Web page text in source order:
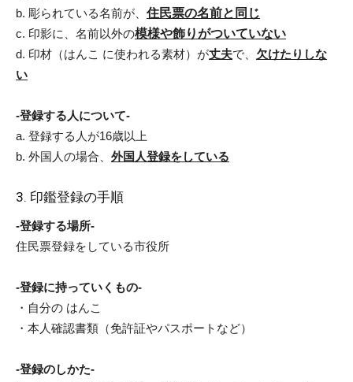
b. 彫られている名前が、 住民票の名前と同じ
c. 印影に、名前以外の模様や飾りがついていない
d. 印材（はんこ に使われる素材）が丈夫で、 欠けたりしな
い
-登録する人について-
a. 登録する人が16歳以上
b. 外国人の場合、 外国人登録をしている
3. 印鑑登録の手順
-登録する場所-
住民票登録をしている市役所
-登録に持っていくもの-
・自分の はんこ
・本人確認書類（免許証やパスポートなど）
-登録のしかた-